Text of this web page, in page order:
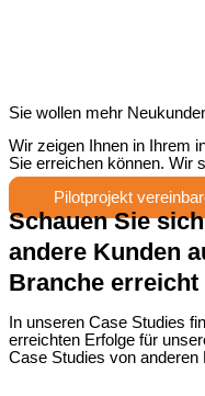
Sie wollen mehr
Wir zeigen Ihnen in Ihrem
Sie erreichen können. Wir
Pilotprojekt
Schauen Sie
andere Kunden
Branche erreicht
In unseren Case Studies
erreichten Erfolge für
Case Studies von anderen